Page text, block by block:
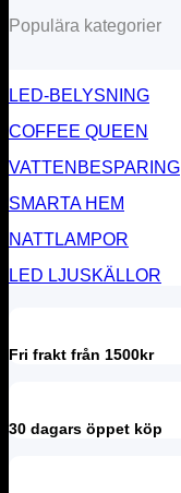
Populära kategorier
LED-BELYSNING
COFFEE QUEEN
VATTENBESPARING
SMARTA HEM
NATTLAMPOR
LED LJUSKÄLLOR
Fri frakt från 1500kr
30 dagars öppet köp